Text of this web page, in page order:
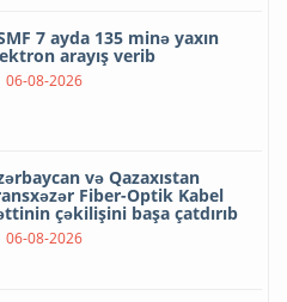
7 ayda 135 minə yaxın
arayış verib
06-08-2026
və Qazaxıstan
Fiber-Optik Kabel
çəkilişini başa çatdırıb
06-08-2026